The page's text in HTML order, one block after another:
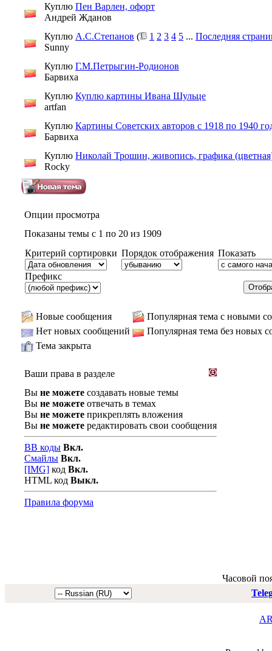
Куплю Пен Варлен, офорт
Андрей Жданов
Куплю А.С.Степанов ( 1 2 3 4 5 ... Последняя
Sunny
Куплю Г.М.Петрыгин-Родионов
Барвиха
Куплю Куплю картины Ивана Шульце
artfan
Куплю Картины Советских авторов с 1918 по 1940
Барвиха
Куплю Николай Трошин, живопись, графика
Rocky
Опции просмотра
Показаны темы с 1 по 20 из 1909
Критерий сортировки Порядок отображения Показать
Префикс
Новые сообщения
Популярная тема с новыми
Нет новых сообщений
Популярная тема без новых
Тема закрыта
Ваши права в разделе
Вы не можете создавать новые темы
Вы не можете отвечать в темах
Вы не можете прикреплять вложения
Вы не можете редактировать свои сообщения
BB коды Вкл.
Смайлы Вкл.
[IMG] код Вкл.
HTML код Выкл.
Правила форума
Часовой